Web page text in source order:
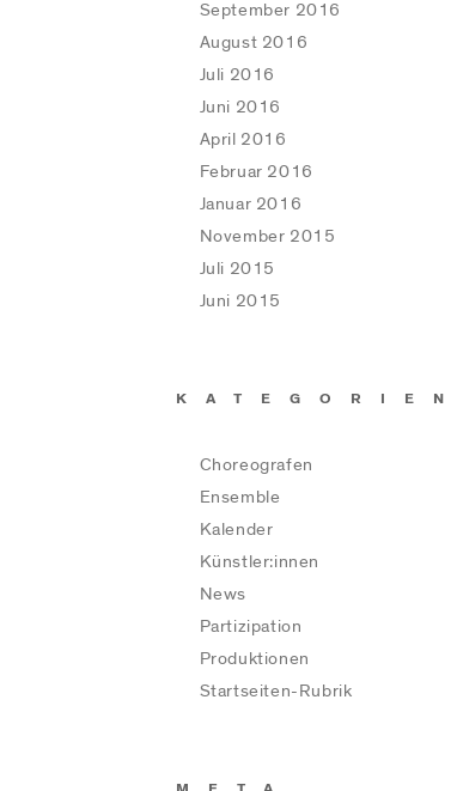
September 2016
August 2016
Juli 2016
Juni 2016
April 2016
Februar 2016
Januar 2016
November 2015
Juli 2015
Juni 2015
KATEGORIEN
Choreografen
Ensemble
Kalender
Künstler:innen
News
Partizipation
Produktionen
Startseiten-Rubrik
META